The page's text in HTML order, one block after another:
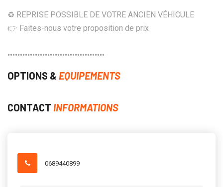
♻️ REPRISE POSSIBLE DE VOTRE ANCIEN VÉHICULE
👉 Faites-nous votre proposition de prix
•••••••••••••••••••••••••••••••••••••••
OPTIONS & EQUIPEMENTS
CONTACT INFORMATIONS
0689440899